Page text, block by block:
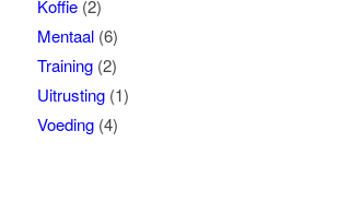
Koffie(2)
Mentaal(6)
Training(2)
Uitrusting(1)
Voeding(4)